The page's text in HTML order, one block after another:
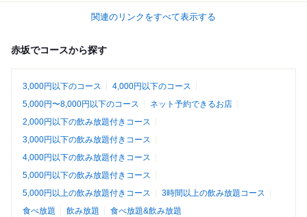
関連のリンクをすべて表示する
赤坂でコースから探す
3,000円以下のコース
4,000円以下のコース
5,000円〜8,000円以下のコース
ネット予約できるお店
2,000円以下の飲み放題付きコース
3,000円以下の飲み放題付きコース
4,000円以下の飲み放題付きコース
5,000円以下の飲み放題付きコース
5,000円以上の飲み放題付きコース
3時間以上の飲み放題コース
食べ放題
飲み放題 食べ放題&飲み放題